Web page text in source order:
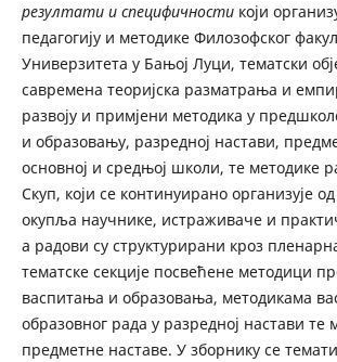
резултати и специфичностикоји
педагогију и методике Филозофског
Универзитета у Бањој Луци, тематски
савремена теоријска разматрања и
развоју и примјени методика у
и образовању, разредној настави,
основној и средњој школи, те методике
Скуп, који се континуирано организује
окупља научнике, истраживаче и
а радови су структурирани кроз
тематске секције посвећене методици
васпитања и образовања, методикама
образовног рада у разредној настави те
предметне наставе. У зборнику се